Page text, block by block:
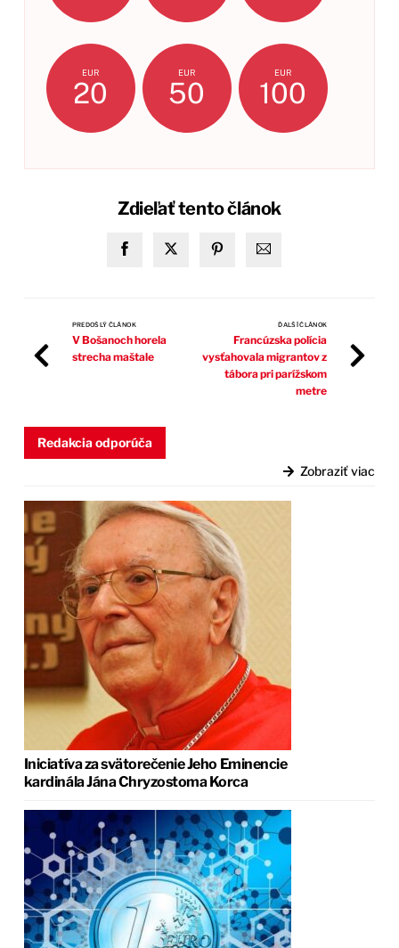
EUR
20
EUR
50
EUR
100
Zdieľať tento článok
PREDOŠLÝ ČLÁNOK
V Bošanoch horela
strecha maštale
ĎALŠÍ ČLÁNOK
Francúzska polícia
vysťahovala migrantov z
tábora pri parížskom
metre
Redakcia odporúča
Zobraziť viac
Iniciatíva za svätorečenie Jeho Eminencie
kardinála Jána Chryzostoma Korca